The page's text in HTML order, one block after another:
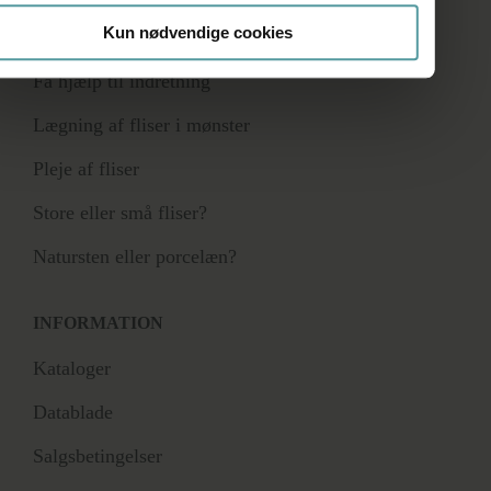
Kun nødvendige cookies
RÅDGIVNING
Få hjælp til indretning
Lægning af fliser i mønster
Pleje af fliser
Store eller små fliser?
Natursten eller porcelæn?
INFORMATION
Kataloger
Datablade
Salgsbetingelser